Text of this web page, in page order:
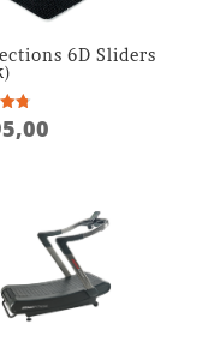
6D Sliders